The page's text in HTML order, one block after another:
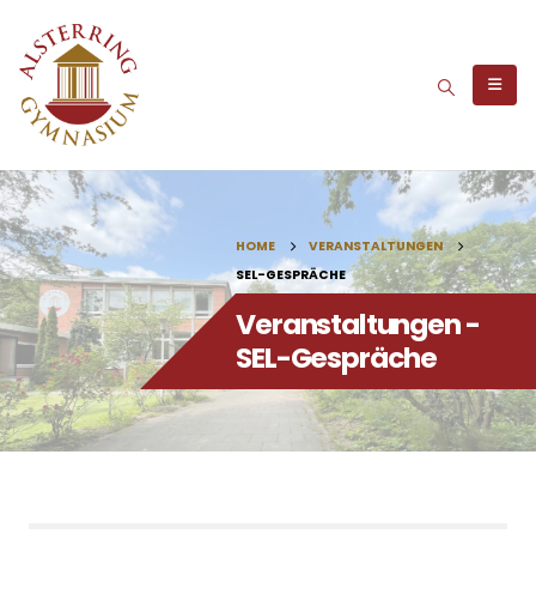
HOME
VERANSTALTUNGEN
SEL-GESPRÄCHE
Veranstaltungen -
SEL-Gespräche